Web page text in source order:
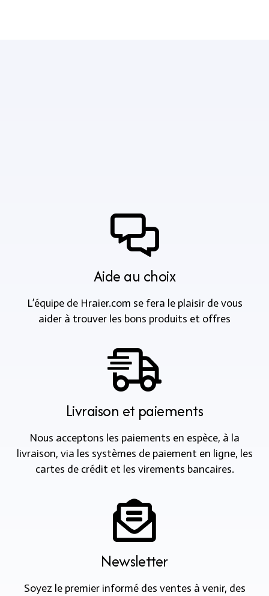
Aide au choix
L’équipe de Hraier.com se fera le plaisir de vous
aider à trouver les bons produits et offres
Livraison et paiements
Nous acceptons les paiements en espèce, à la
livraison, via les systèmes de paiement en ligne, les
cartes de crédit et les virements bancaires.
Newsletter
Soyez le premier informé des ventes à venir, des